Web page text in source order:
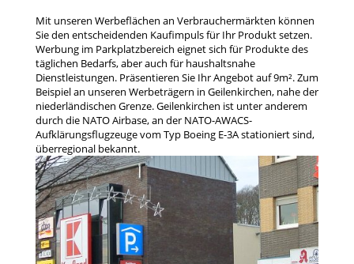
Mit unseren Werbeflächen an Verbrauchermärkten können
Sie den entscheidenden Kaufimpuls für Ihr Produkt setzen.
Werbung im Parkplatzbereich eignet sich für Produkte des
täglichen Bedarfs, aber auch für haushaltsnahe
Dienstleistungen. Präsentieren Sie Ihr Angebot auf 9m². Zum
Beispiel an unseren Werbeträgern in Geilenkirchen, nahe der
niederländischen Grenze. Geilenkirchen ist unter anderem
durch die NATO Airbase, an der NATO-AWACS-
Aufklärungsflugzeuge vom Typ Boeing E-3A stationiert sind,
überregional bekannt.